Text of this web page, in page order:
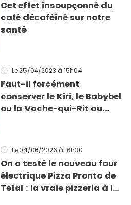
Cet effet insoupçonné du
café décaféiné sur notre
santé
Le 25/04/2023 à 15h04
Faut-il forcément
conserver le Kiri, le Babybel
ou la Vache-qui-Rit au
Le 04/06/2026 à 16h30
On a testé le nouveau four
électrique Pizza Pronto de
Tefal : la vraie pizzeria à la